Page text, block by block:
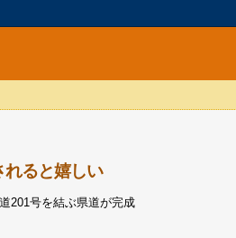
れると嬉しい
201号を結ぶ県道が完成